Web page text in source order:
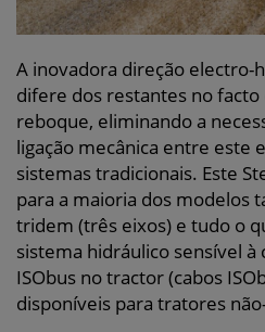
A inovadora direção electro-
difere dos restantes no
reboque, eliminando a
ligação mecânica entre este
sistemas tradicionais. Este
para a maioria dos modelos
tridem (três eixos) e tudo o
sistema hidráulico sensível à
ISObus no tractor (cabos
disponíveis para tratores